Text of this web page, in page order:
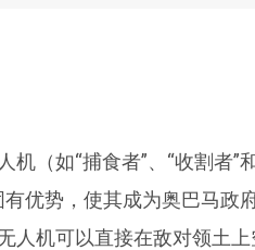
机（如“捕食者”、“收割者”
优势，使其成为奥巴马政
人机可以直接在敌对领土